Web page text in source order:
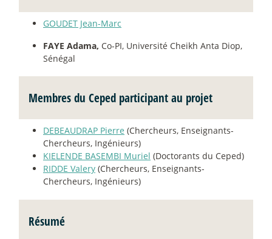
GOUDET Jean-Marc
FAYE Adama, Co-PI, Université Cheikh Anta Diop,
Sénégal
Membres du Ceped participant au projet
DEBEAUDRAP Pierre (Chercheurs, Enseignants-
Chercheurs, Ingénieurs)
KIELENDE BASEMBI Muriel (Doctorants du Ceped)
RIDDE Valery (Chercheurs, Enseignants-
Chercheurs, Ingénieurs)
Résumé